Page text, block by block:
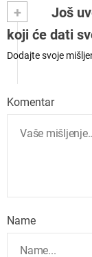
+
Još
koji će dati
Dodajte svoje
Komentar
Name